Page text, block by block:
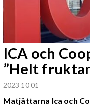
ICA och
”Helt
2023 10 01
Matjättarna Ica och